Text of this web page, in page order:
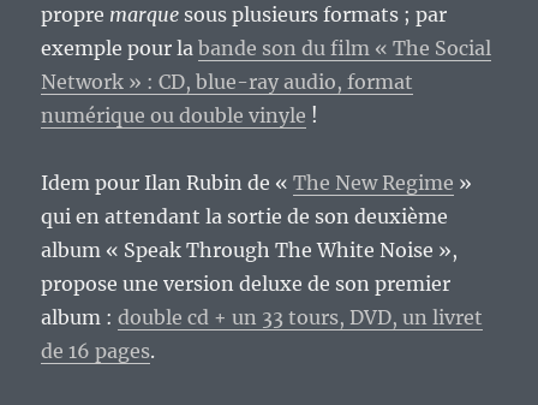
propre marque sous plusieurs formats ; par
exemple pour labande son du film « The Social
Network » : CD, blue-ray audio, format
numérique ou double vinyle !
Idem pour Ilan Rubin de «The New Regime »
qui en attendant la sortie de son deuxième
album « Speak Through The White Noise »,
propose une version deluxe de son premier
album :double cd + un 33 tours, DVD, un livret
de 16 pages.